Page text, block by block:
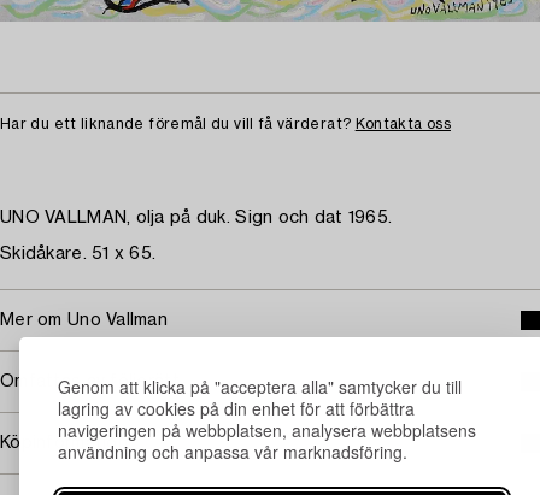
Genom att klicka på "acceptera alla" samtycker du till
lagring av cookies på din enhet för att förbättra
navigeringen på webbplatsen, analysera webbplatsens
användning och anpassa vår marknadsföring.
Har du ett liknande föremål du vill få värderat? Kontakta oss
UNO VALLMAN, olja på duk. Sign och dat 1965.
Skidåkare. 51 x 65.
Mer om Uno Vallman
Omfattas av följerätt
Köpinformation